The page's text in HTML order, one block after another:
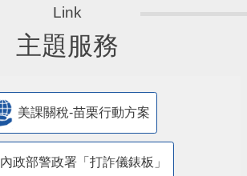
主題服務
美課關稅-苗栗行動方案
內政部警政署「打詐儀錶板」